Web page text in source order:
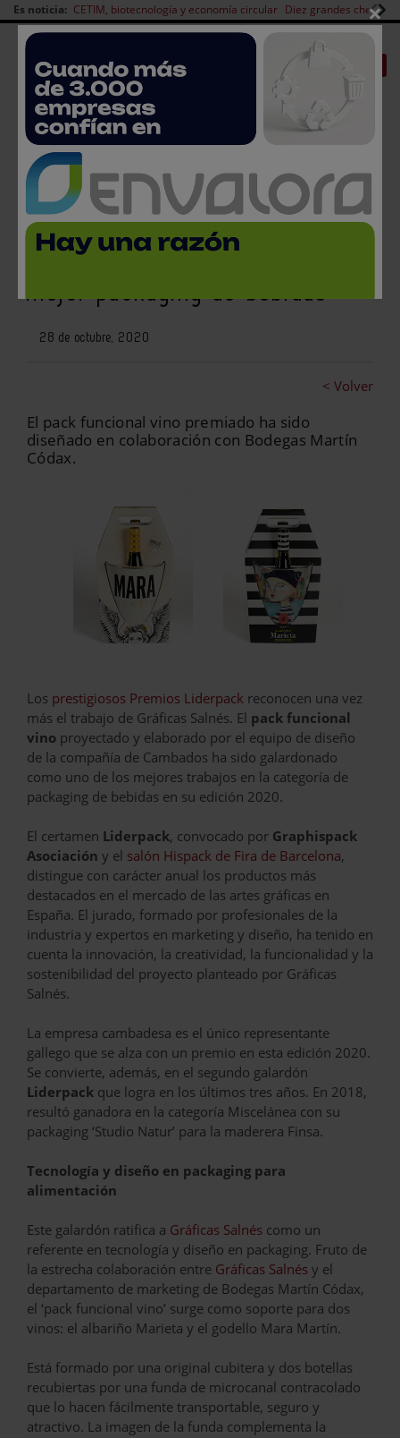
Es noticia: CETIM, biotecnología y economía circular Diez grandes chefs
Redes Sociales
Es noticia
| CANAL EMPLEO Login empresas Registro
Gráficas Salnés recibe el
premio nacional Liderpack al
mejor packaging de bebidas
28 de octubre, 2020
< Volver
El pack funcional vino premiado ha sido
diseñado en colaboración con Bodegas Martín
Códax.
Los prestigiosos Premios Liderpack reconocen una vez
más el trabajo de Gráficas Salnés. El pack funcional
vino proyectado y elaborado por el equipo de diseño
de la compañía de Cambados ha sido galardonado
como uno de los mejores trabajos en la categoría de
packaging de bebidas en su edición 2020.
El certamen Liderpack, convocado por Graphispack
Asociación y el salón Hispack de Fira de Barcelona,
distingue con carácter anual los productos más
destacados en el mercado de las artes gráficas en
España. El jurado, formado por profesionales de la
industria y expertos en marketing y diseño, ha tenido en
cuenta la innovación, la creatividad, la funcionalidad y la
sostenibilidad del proyecto planteado por Gráficas
Salnés.
La empresa cambadesa es el único representante
gallego que se alza con un premio en esta edición 2020.
Se convierte, además, en el segundo galardón
Liderpack que logra en los últimos tres años. En 2018,
resultó ganadora en la categoría Miscelánea con su
packaging ‘Studio Natur’ para la maderera Finsa.
Tecnología y diseño en packaging para
alimentación
Este galardón ratifica a Gráficas Salnés como un
referente en tecnología y diseño en packaging. Fruto de
la estrecha colaboración entre Gráficas Salnés y el
departamento de marketing de Bodegas Martín Códax,
el ‘pack funcional vino’ surge como soporte para dos
vinos: el albariño Marieta y el godello Mara Martín.
Está formado por una original cubitera y dos botellas
recubiertas por una funda de microcanal contracolado
que lo hacen fácilmente transportable, seguro y
atractivo. La imagen de la funda complementa la
×